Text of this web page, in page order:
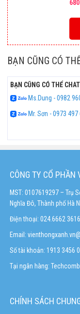
BẠN CŨNG CÓ
BẠN CŨNG CÓ THỂ
Ms.Dung - 0982
Mr. Sơn - 0973 497
CÔNG TY CỔ PHẦN
MST: 0107619297 – Trụ
Nghĩa Đô, Thành phố Hà
Điện thoại: 024.6662
Email:
Số tài khoản: 1913 3456
Tại ngân hàng:
CHÍNH SÁCH